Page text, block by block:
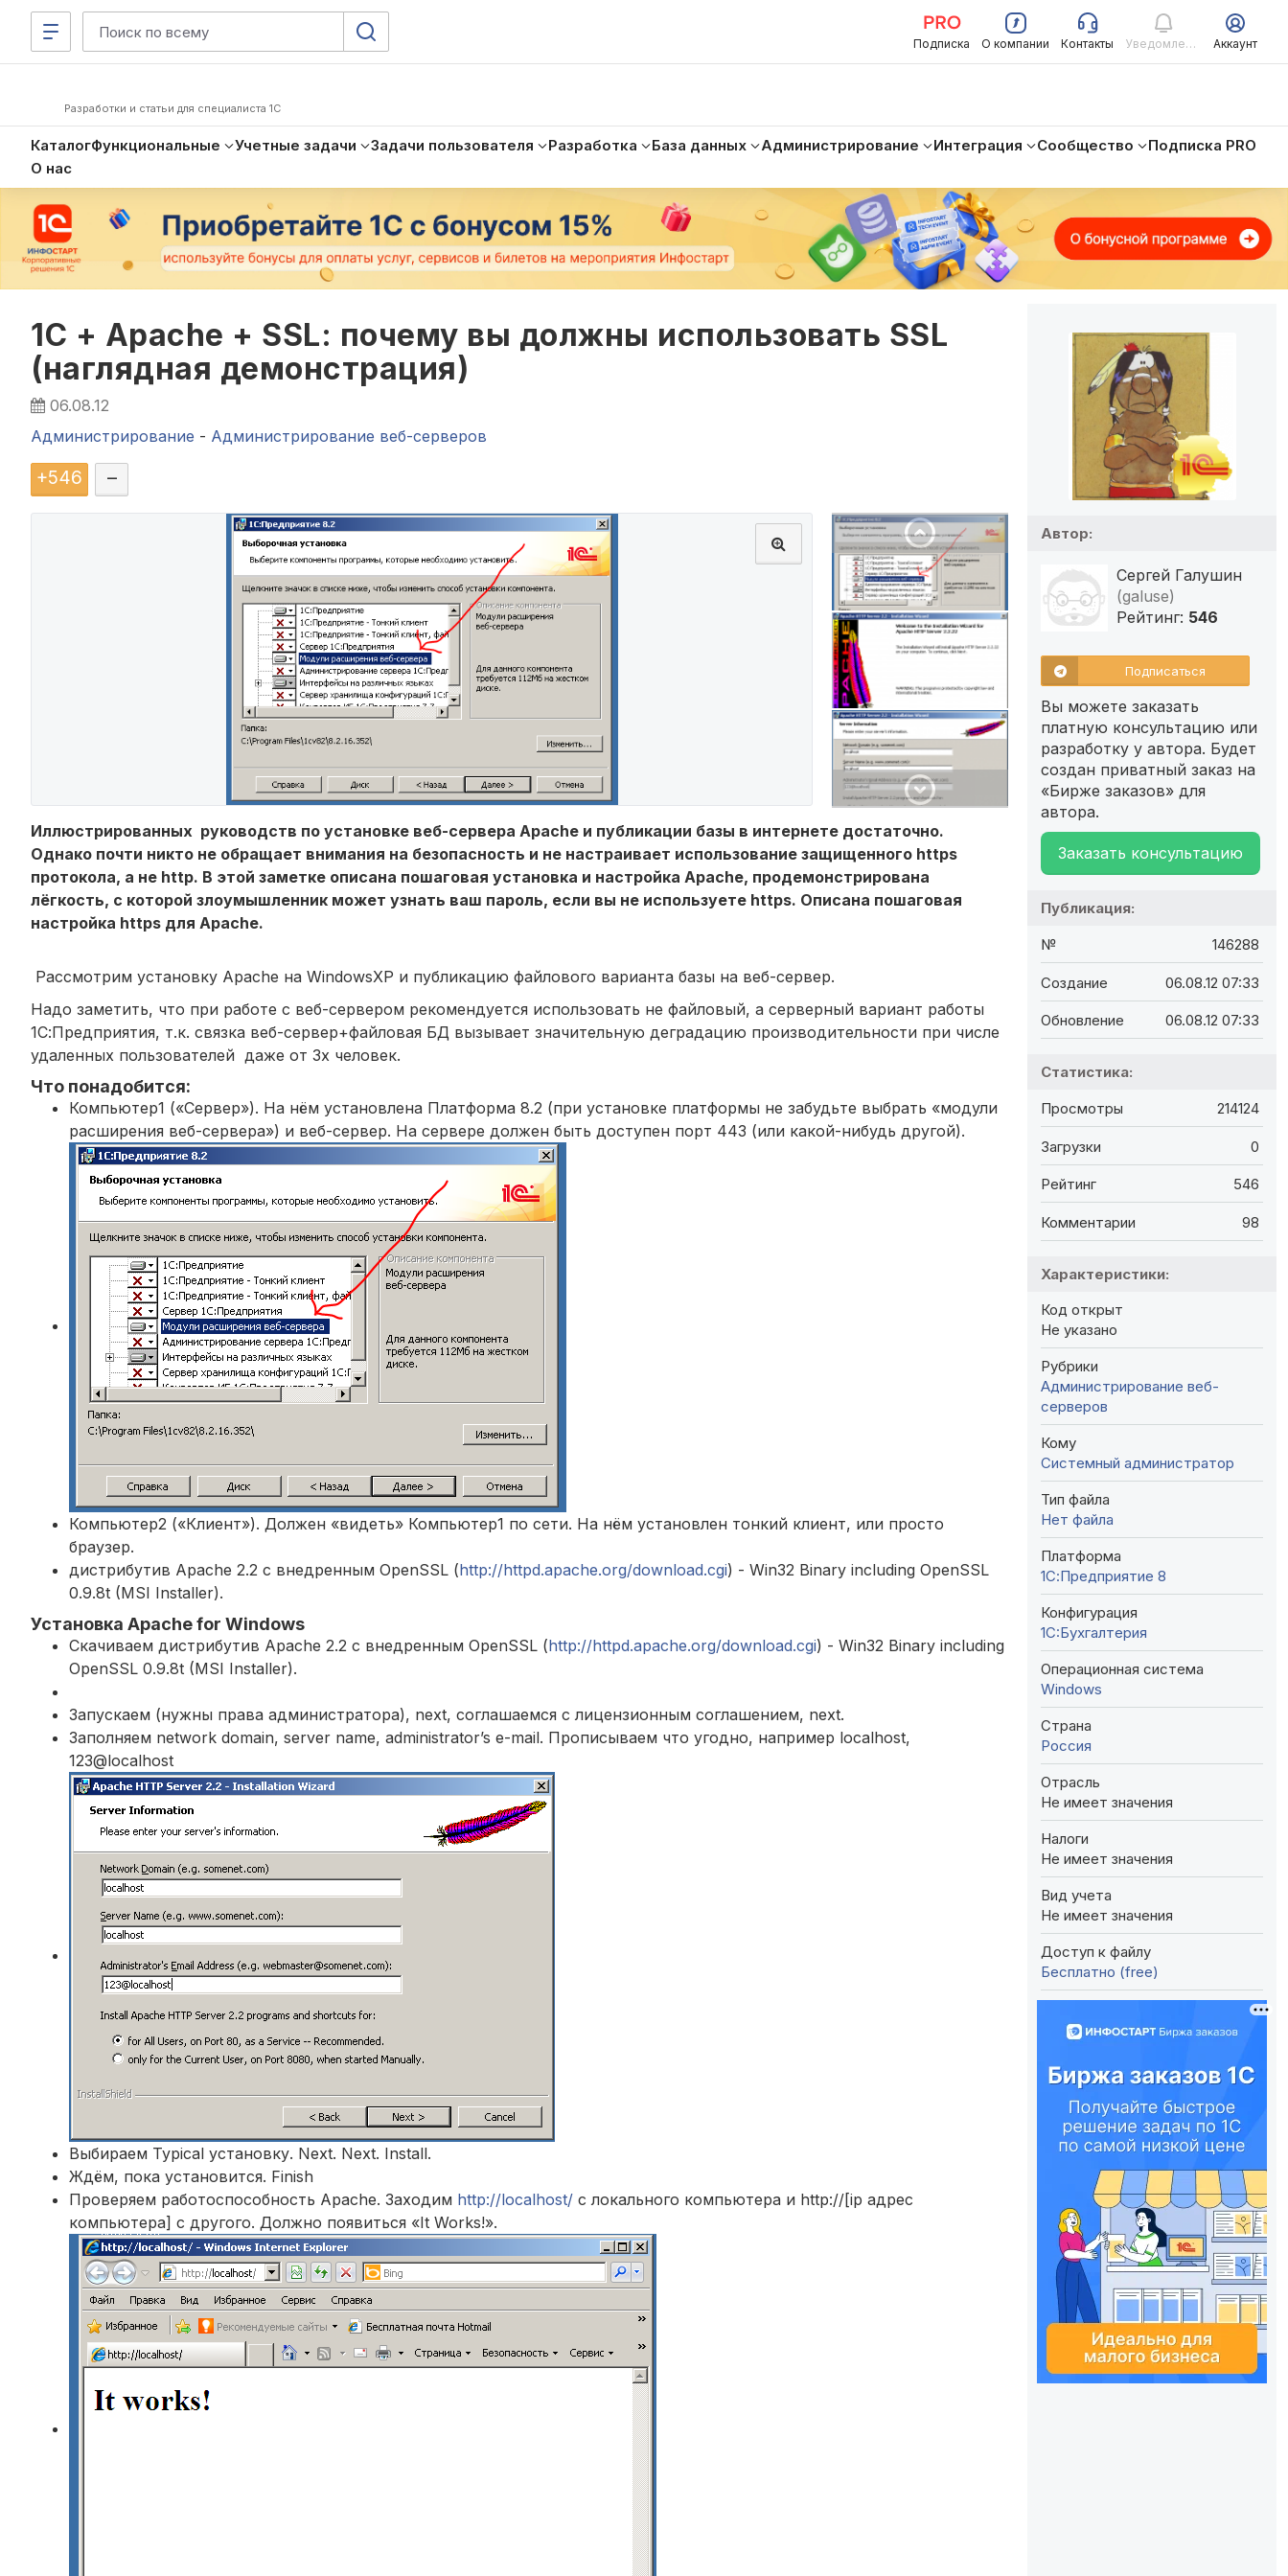
Подписка О компании Контакты Уведомления Аккаунт
Разработки и статьи для специалиста 1С
КаталогФункциональные Учетные задачи Задачи пользователя Разработка База данных Администрирование Интеграция Сообщество
Подписка PRO
О нас
1С + Apache + SSL: почему вы должны использовать SSL
(наглядная демонстрация)
06.08.12
Администрирование - Администрирование веб-серверов
+546 –
Иллюстрированных руководств по установке веб-сервера Apache и публикации базы в интернете достаточно.
Однако почти никто не обращает внимания на безопасность и не настраивает использование защищенного https
протокола, а не http. В этой заметке описана пошаговая установка и настройка Apache, продемонстрирована
лёгкость, с которой злоумышленник может узнать ваш пароль, если вы не используете https. Описана пошаговая
настройка https для Apache.
Рассмотрим установку Apache на WindowsXP и публикацию файлового варианта базы на веб-сервер.
Надо заметить, что при работе с веб-сервером рекомендуется использовать не файловый, а серверный вариант работы
1С:Предприятия, т.к. связка веб-сервер+файловая БД вызывает значительную деградацию производительности при числе
удаленных пользователей даже от 3х человек.
Что понадобится:
Компьютер1 («Сервер»). На нём установлена Платформа 8.2 (при установке платформы не забудьте выбрать «модули
расширения веб-сервера») и веб-сервер. На сервере должен быть доступен порт 443 (или какой-нибудь другой).
Компьютер2 («Клиент»). Должен «видеть» Компьютер1 по сети. На нём установлен тонкий клиент, или просто
браузер.
дистрибутив Apache 2.2 с внедренным OpenSSL (http://httpd.apache.org/download.cgi) - Win32 Binary including OpenSSL
0.9.8t (MSI Installer).
Установка Apache for Windows
Скачиваем дистрибутив Apache 2.2 с внедренным OpenSSL (http://httpd.apache.org/download.cgi) - Win32 Binary including
OpenSSL 0.9.8t (MSI Installer).
Запускаем (нужны права администратора), next, соглашаемся с лицензионным соглашением, next.
Заполняем network domain, server name, administrator’s e-mail. Прописываем что угодно, например localhost,
123@localhost
Выбираем Typical установку. Next. Next. Install.
Ждём, пока установится. Finish
Проверяем работоспособность Apache. Заходим http://localhost/ с локального компьютера и http://[ip адрес
компьютера] с другого. Должно появиться «It Works!».
Автор:
Сергей Галушин
(galuse)
Рейтинг: 546
Подписаться
Вы можете заказать
платную консультацию или
разработку у автора. Будет
создан приватный заказ на
«Бирже заказов» для
автора.
Заказать консультацию
Публикация:
№ 146288
Создание 06.08.12 07:33
Обновление 06.08.12 07:33
Статистика:
Просмотры 214124
Загрузки 0
Рейтинг 546
Комментарии 98
Характеристики:
Код открыт
Не указано
Рубрики
Администрирование веб-
серверов
Кому
Системный администратор
Тип файла
Нет файла
Платформа
1С:Предприятие 8
Конфигурация
1C:Бухгалтерия
Операционная система
Windows
Страна
Россия
Отрасль
Не имеет значения
Налоги
Не имеет значения
Вид учета
Не имеет значения
Доступ к файлу
Бесплатно (free)